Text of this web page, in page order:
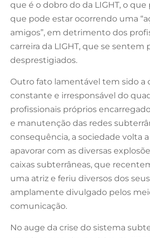
que é o dobro do da LIGHT, o que
que pode estar ocorrendo uma
amigos”, em detrimento dos
carreira da LIGHT, que se
desprestigiados.
Outro fato lamentável tem sido a
constante e irresponsável do
profissionais próprios
e manutenção das redes
consequência, a sociedade volta a
apavorar com as diversas
caixas subterrâneas, que
uma atriz e feriu diversos dos
amplamente divulgado pelos
comunicação.
No auge da crise do sistema